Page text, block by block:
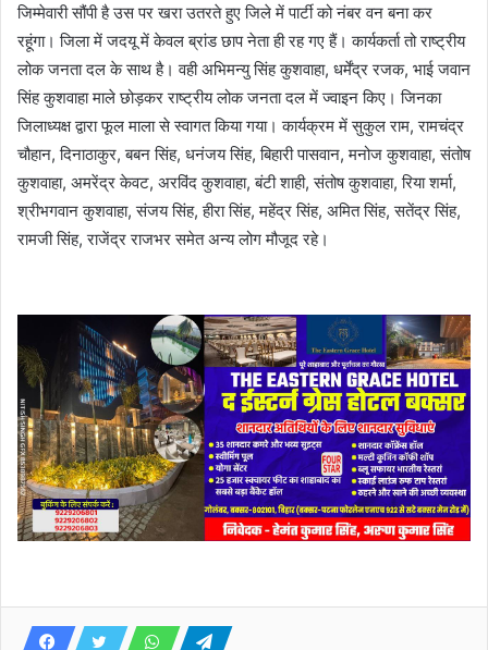
जिम्मेवारी सौंपी है उस पर खरा उतरते हुए जिले में पार्टी को नंबर वन बना कर
रहूंगा। जिला में जदयू में केवल ब्रांड छाप नेता ही रह गए हैं। कार्यकर्ता तो राष्ट्रीय
लोक जनता दल के साथ है। वही अभिमन्यु सिंह कुशवाहा, धर्मेंद्र रजक, भाई जवान
सिंह कुशवाहा माले छोड़कर राष्ट्रीय लोक जनता दल में ज्वाइन किए। जिनका
जिलाध्यक्ष द्वारा फूल माला से स्वागत किया गया। कार्यक्रम में सुकुल राम, रामचंद्र
चौहान, दिनाठाकुर, बबन सिंह, धनंजय सिंह, बिहारी पासवान, मनोज कुशवाहा, संतोष
कुशवाहा, अमरेंद्र केवट, अरविंद कुशवाहा, बंटी शाही, संतोष कुशवाहा, रिया शर्मा,
श्रीभगवान कुशवाहा, संजय सिंह, हीरा सिंह, महेंद्र सिंह, अमित सिंह, सतेंद्र सिंह,
रामजी सिंह, राजेंद्र राजभर समेत अन्य लोग मौजूद रहे।